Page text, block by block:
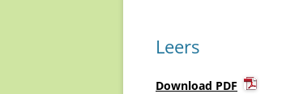
Leers
Download PDF